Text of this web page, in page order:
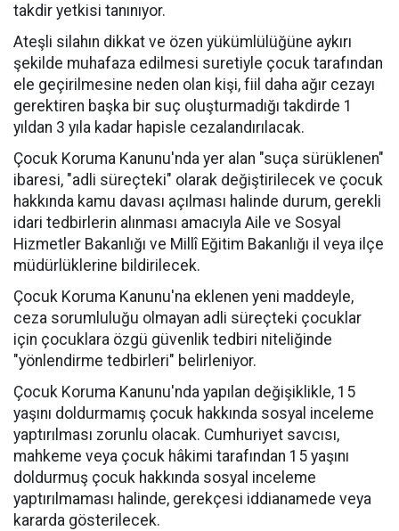
takdir yetkisi tanınıyor.
Ateşli silahın dikkat ve özen yükümlülüğüne aykırı
şekilde muhafaza edilmesi suretiyle çocuk tarafından
ele geçirilmesine neden olan kişi, fiil daha ağır cezayı
gerektiren başka bir suç oluşturmadığı takdirde 1
yıldan 3 yıla kadar hapisle cezalandırılacak.
Çocuk Koruma Kanunu'nda yer alan "suça sürüklenen"
ibaresi, "adli süreçteki" olarak değiştirilecek ve çocuk
hakkında kamu davası açılması halinde durum, gerekli
idari tedbirlerin alınması amacıyla Aile ve Sosyal
Hizmetler Bakanlığı ve Millî Eğitim Bakanlığı il veya ilçe
müdürlüklerine bildirilecek.
Çocuk Koruma Kanunu'na eklenen yeni maddeyle,
ceza sorumluluğu olmayan adli süreçteki çocuklar
için çocuklara özgü güvenlik tedbiri niteliğinde
"yönlendirme tedbirleri" belirleniyor.
Çocuk Koruma Kanunu'nda yapılan değişiklikle, 15
yaşını doldurmamış çocuk hakkında sosyal inceleme
yaptırılması zorunlu olacak. Cumhuriyet savcısı,
mahkeme veya çocuk hâkimi tarafından 15 yaşını
doldurmuş çocuk hakkında sosyal inceleme
yaptırılmaması halinde, gerekçesi iddianamede veya
kararda gösterilecek.